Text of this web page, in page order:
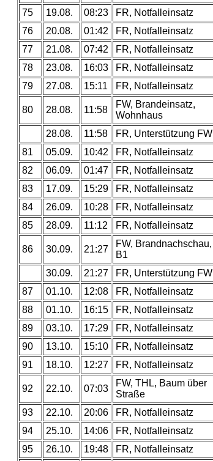
75
19.08. 08:23
FR, Notfalleinsatz
76
20.08. 01:42 FR, Notfalleinsatz
77
21.08. 07:42
FR, Notfalleinsatz
78
23.08. 16:03 FR, Notfalleinsatz
79
27.08. 15:11 FR, Notfalleinsatz
80 28.08. 11:58
FW, Brandeinsatz,
Wohnhaus
28.08. 11:58 FR, Unterstützung FW
81
05.09. 10:42
FR, Notfalleinsatz
82
06.09. 01:47 FR, Notfalleinsatz
83
17.09. 15:29
FR, Notfalleinsatz
84
26.09. 10:28
FR, Notfalleinsatz
85
28.09. 11:12 FR, Notfalleinsatz
86 30.09. 21:27
FW, Brandnachschau,
B1
30.09. 21:27 FR, Unterstützung FW
87
01.10. 12:08
FR, Notfalleinsatz
88
01.10. 16:15
FR, Notfalleinsatz
89
03.10. 17:29
FR, Notfalleinsatz
90
13.10. 15:10
FR, Notfalleinsatz
91
18.10. 12:27 FR, Notfalleinsatz
92 22.10. 07:03
FW, THL, Baum über
Straße
93
22.10. 20:06 FR, Notfalleinsatz
94
25.10. 14:06
FR, Notfalleinsatz
95
26.10. 19:48
FR, Notfalleinsatz